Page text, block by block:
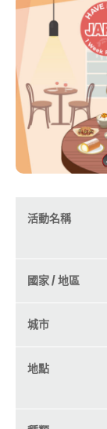
活動名稱
國家 / 地區
城市
地點